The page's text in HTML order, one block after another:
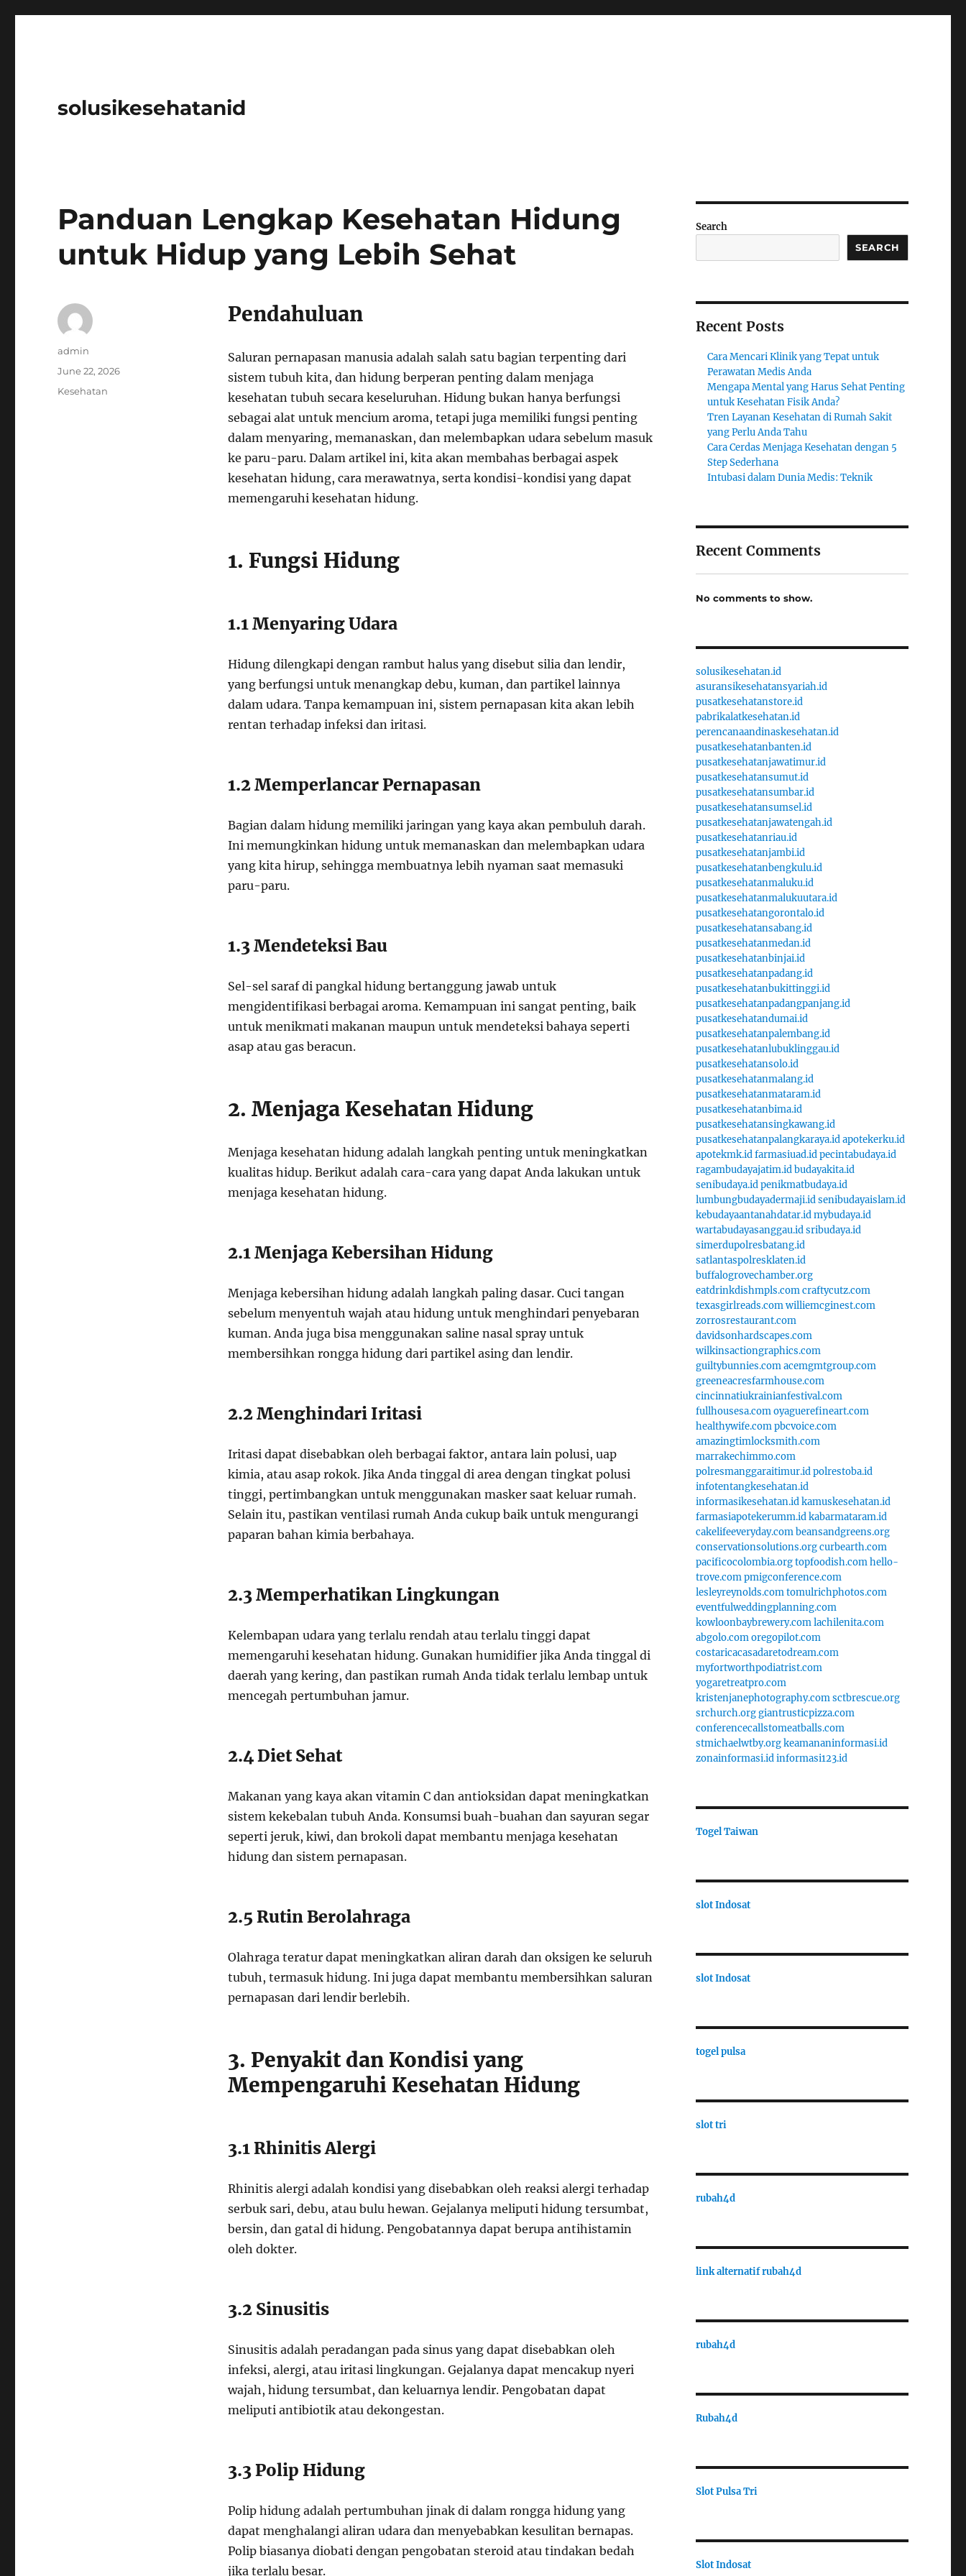
solusikesehatanid
Panduan Lengkap Kesehatan Hidung
untuk Hidup yang Lebih Sehat
Pendahuluan
Saluran pernapasan manusia adalah salah satu bagian terpenting dari
sistem tubuh kita, dan hidung berperan penting dalam menjaga
kesehatan tubuh secara keseluruhan. Hidung bukan hanya berfungsi
sebagai alat untuk mencium aroma, tetapi juga memiliki fungsi penting
dalam menyaring, memanaskan, dan melembapkan udara sebelum masuk
ke paru-paru. Dalam artikel ini, kita akan membahas berbagai aspek
kesehatan hidung, cara merawatnya, serta kondisi-kondisi yang dapat
memengaruhi kesehatan hidung.
1. Fungsi Hidung
1.1 Menyaring Udara
Hidung dilengkapi dengan rambut halus yang disebut silia dan lendir,
yang berfungsi untuk menangkap debu, kuman, dan partikel lainnya
dalam udara. Tanpa kemampuan ini, sistem pernapasan kita akan lebih
rentan terhadap infeksi dan iritasi.
1.2 Memperlancar Pernapasan
Bagian dalam hidung memiliki jaringan yang kaya akan pembuluh darah.
Ini memungkinkan hidung untuk memanaskan dan melembapkan udara
yang kita hirup, sehingga membuatnya lebih nyaman saat memasuki
paru-paru.
1.3 Mendeteksi Bau
Sel-sel saraf di pangkal hidung bertanggung jawab untuk
mengidentifikasi berbagai aroma. Kemampuan ini sangat penting, baik
untuk menikmati makanan maupun untuk mendeteksi bahaya seperti
asap atau gas beracun.
2. Menjaga Kesehatan Hidung
Menjaga kesehatan hidung adalah langkah penting untuk meningkatkan
kualitas hidup. Berikut adalah cara-cara yang dapat Anda lakukan untuk
menjaga kesehatan hidung.
2.1 Menjaga Kebersihan Hidung
Menjaga kebersihan hidung adalah langkah paling dasar. Cuci tangan
sebelum menyentuh wajah atau hidung untuk menghindari penyebaran
kuman. Anda juga bisa menggunakan saline nasal spray untuk
membersihkan rongga hidung dari partikel asing dan lendir.
2.2 Menghindari Iritasi
Iritasi dapat disebabkan oleh berbagai faktor, antara lain polusi, uap
kimia, atau asap rokok. Jika Anda tinggal di area dengan tingkat polusi
tinggi, pertimbangkan untuk menggunakan masker saat keluar rumah.
Selain itu, pastikan ventilasi rumah Anda cukup baik untuk mengurangi
paparan bahan kimia berbahaya.
2.3 Memperhatikan Lingkungan
Kelembapan udara yang terlalu rendah atau terlalu tinggi dapat
memengaruhi kesehatan hidung. Gunakan humidifier jika Anda tinggal di
daerah yang kering, dan pastikan rumah Anda tidak terlalu lembap untuk
mencegah pertumbuhan jamur.
2.4 Diet Sehat
Makanan yang kaya akan vitamin C dan antioksidan dapat meningkatkan
sistem kekebalan tubuh Anda. Konsumsi buah-buahan dan sayuran segar
seperti jeruk, kiwi, dan brokoli dapat membantu menjaga kesehatan
hidung dan sistem pernapasan.
2.5 Rutin Berolahraga
Olahraga teratur dapat meningkatkan aliran darah dan oksigen ke seluruh
tubuh, termasuk hidung. Ini juga dapat membantu membersihkan saluran
pernapasan dari lendir berlebih.
3. Penyakit dan Kondisi yang
Mempengaruhi Kesehatan Hidung
3.1 Rhinitis Alergi
Rhinitis alergi adalah kondisi yang disebabkan oleh reaksi alergi terhadap
serbuk sari, debu, atau bulu hewan. Gejalanya meliputi hidung tersumbat,
bersin, dan gatal di hidung. Pengobatannya dapat berupa antihistamin
oleh dokter.
3.2 Sinusitis
Sinusitis adalah peradangan pada sinus yang dapat disebabkan oleh
infeksi, alergi, atau iritasi lingkungan. Gejalanya dapat mencakup nyeri
wajah, hidung tersumbat, dan keluarnya lendir. Pengobatan dapat
meliputi antibiotik atau dekongestan.
3.3 Polip Hidung
Polip hidung adalah pertumbuhan jinak di dalam rongga hidung yang
dapat menghalangi aliran udara dan menyebabkan kesulitan bernapas.
Polip biasanya diobati dengan pengobatan steroid atau tindakan bedah
jika terlalu besar.
Author
admin
Posted
June 22, 2026
Categories
Kesehatan
Search
SEARCH
Recent Posts
Cara Mencari Klinik yang Tepat untuk
Perawatan Medis Anda
Mengapa Mental yang Harus Sehat Penting
untuk Kesehatan Fisik Anda?
Tren Layanan Kesehatan di Rumah Sakit
yang Perlu Anda Tahu
Cara Cerdas Menjaga Kesehatan dengan 5
Step Sederhana
Intubasi dalam Dunia Medis: Teknik
Recent Comments
No comments to show.
solusikesehatan.id
asuransikesehatansyariah.id
pusatkesehatanstore.id
pabrikalatkesehatan.id
perencanaandinaskesehatan.id
pusatkesehatanbanten.id
pusatkesehatanjawatimur.id
pusatkesehatansumut.id
pusatkesehatansumbar.id
pusatkesehatansumsel.id
pusatkesehatanjawatengah.id
pusatkesehatanriau.id
pusatkesehatanjambi.id
pusatkesehatanbengkulu.id
pusatkesehatanmaluku.id
pusatkesehatanmalukuutara.id
pusatkesehatangorontalo.id
pusatkesehatansabang.id
pusatkesehatanmedan.id
pusatkesehatanbinjai.id
pusatkesehatanpadang.id
pusatkesehatanbukittinggi.id
pusatkesehatanpadangpanjang.id
pusatkesehatandumai.id
pusatkesehatanpalembang.id
pusatkesehatanlubuklinggau.id
pusatkesehatansolo.id
pusatkesehatanmalang.id
pusatkesehatanmataram.id
pusatkesehatanbima.id
pusatkesehatansingkawang.id
pusatkesehatanpalangkaraya.idapotekerku.id
apotekmk.idfarmasiuad.idpecintabudaya.id
ragambudayajatim.idbudayakita.id
senibudaya.idpenikmatbudaya.id
lumbungbudayadermaji.idsenibudayaislam.id
kebudayaantanahdatar.idmybudaya.id
wartabudayasanggau.idsribudaya.id
simerdupolresbatang.id
satlantaspolresklaten.id
buffalogrovechamber.org
eatdrinkdishmpls.comcraftycutz.com
texasgirlreads.comwilliemcginest.com
zorrosrestaurant.com
davidsonhardscapes.com
wilkinsactiongraphics.com
guiltybunnies.comacemgmtgroup.com
greeneacresfarmhouse.com
cincinnatiukrainianfestival.com
fullhousesa.comoyaguerefineart.com
healthywife.compbcvoice.com
amazingtimlocksmith.com
marrakechimmo.com
polresmanggaraitimur.idpolrestoba.id
infotentangkesehatan.id
informasikesehatan.idkamuskesehatan.id
farmasiapotekerumm.idkabarmataram.id
cakelifeeveryday.combeansandgreens.org
conservationsolutions.orgcurbearth.com
pacificocolombia.orgtopfoodish.comhello-
trove.compmigconference.com
lesleyreynolds.comtomulrichphotos.com
eventfulweddingplanning.com
kowloonbaybrewery.comlachilenita.com
abgolo.comoregopilot.com
costaricacasadaretodream.com
myfortworthpodiatrist.com
yogaretreatpro.com
kristenjanephotography.comsctbrescue.org
srchurch.orggiantrusticpizza.com
conferencecallstomeatballs.com
stmichaelwtby.orgkeamananinformasi.id
zonainformasi.idinformasi123.id
Togel Taiwan
slot Indosat
slot Indosat
togel pulsa
slot tri
rubah4d
link alternatif rubah4d
rubah4d
Rubah4d
Slot Pulsa Tri
Slot Indosat